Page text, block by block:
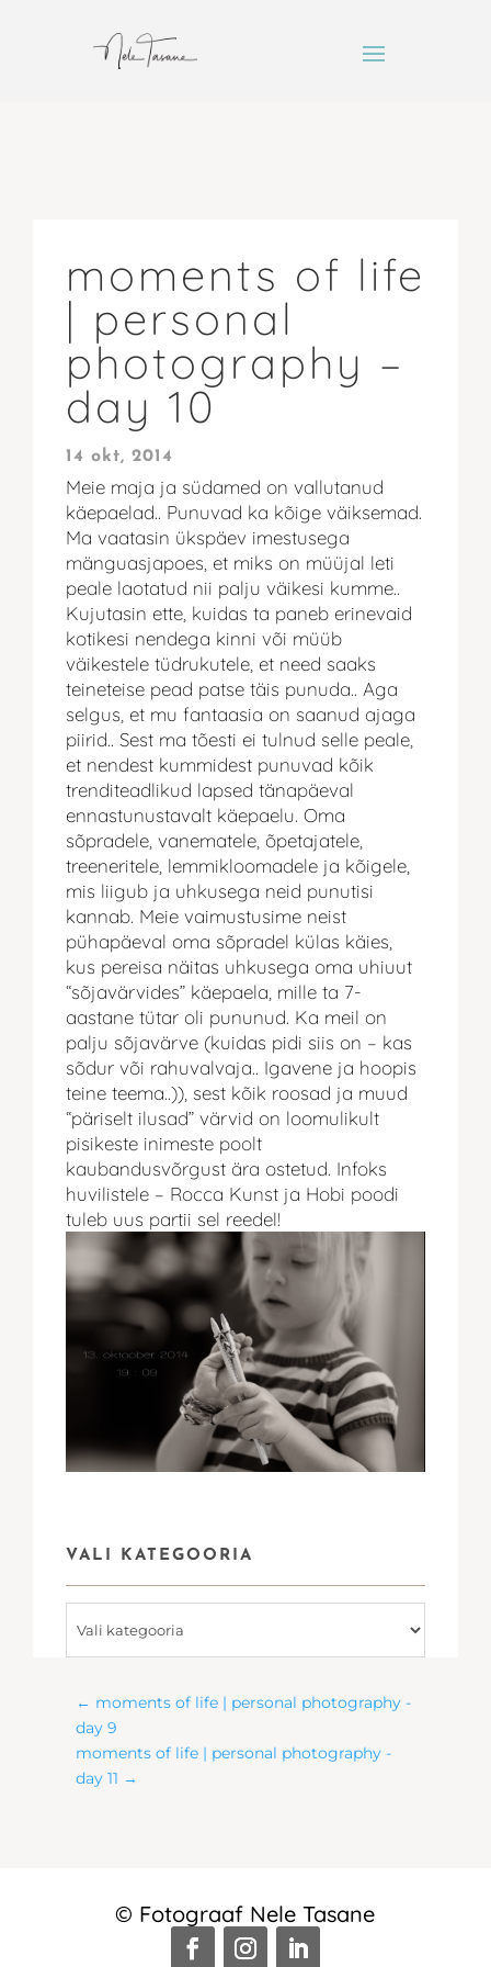
moments of life
| personal
photography –
day 10
14 okt, 2014
Meie maja ja südamed on vallutanud
käepaelad.. Punuvad ka kõige väiksemad.
Ma vaatasin ükspäev imestusega
mänguasjapoes, et miks on müüjal leti
peale laotatud nii palju väikesi kumme..
Kujutasin ette, kuidas ta paneb erinevaid
kotikesi nendega kinni või müüb
väikestele tüdrukutele, et need saaks
teineteise pead patse täis punuda.. Aga
selgus, et mu fantaasia on saanud ajaga
piirid.. Sest ma tõesti ei tulnud selle peale,
et nendest kummidest punuvad kõik
trenditeadlikud lapsed tänapäeval
ennastunustavalt käepaelu. Oma
sõpradele, vanematele, õpetajatele,
treeneritele, lemmikloomadele ja kõigele,
mis liigub ja uhkusega neid punutisi
kannab. Meie vaimustusime neist
pühapäeval oma sõpradel külas käies,
kus pereisa näitas uhkusega oma uhiuut
“sõjavärvides” käepaela, mille ta 7-
aastane tütar oli pununud. Ka meil on
palju sõjavärve (kuidas pidi siis on – kas
sõdur või rahuvalvaja.. Igavene ja hoopis
teine teema..)), sest kõik roosad ja muud
“päriselt ilusad” värvid on loomulikult
pisikeste inimeste poolt
kaubandusvõrgust ära ostetud. Infoks
huvilistele – Rocca Kunst ja Hobi poodi
tuleb uus partii sel reedel!
VALI KATEGOORIA
kategooria
← moments of life | personal photography -
day 9
moments of life | personal photography -
day 11 →
© Fotograaf Nele Tasane